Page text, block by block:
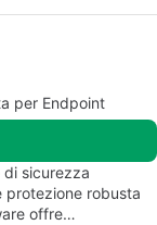
per Endpoint
di sicurezza
robusta
offre…